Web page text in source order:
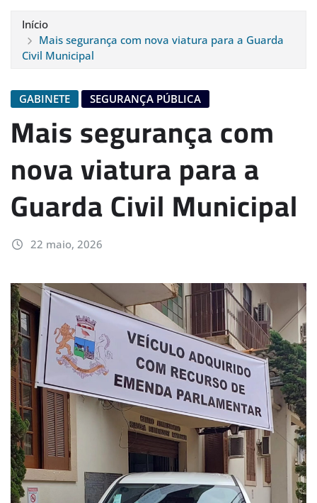
Início
Mais segurança com nova viatura para a Guarda
Civil Municipal
GABINETE SEGURANÇA PÚBLICA
Mais segurança com
nova viatura para a
Guarda Civil Municipal
22 maio, 2026